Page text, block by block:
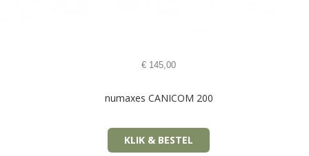
€ 145,00
numaxes CANICOM 200
KLIK & BESTEL